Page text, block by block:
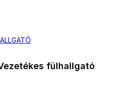
fülhallgató